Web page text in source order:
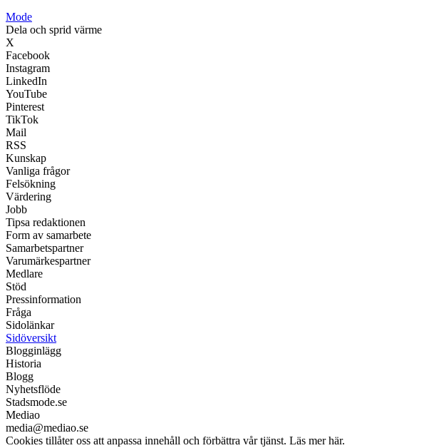
Mode
Dela och sprid värme
X
Facebook
Instagram
LinkedIn
YouTube
Pinterest
TikTok
Mail
RSS
Kunskap
Vanliga frågor
Felsökning
Värdering
Jobb
Tipsa redaktionen
Form av samarbete
Samarbetspartner
Varumärkespartner
Medlare
Stöd
Pressinformation
Fråga
Sidolänkar
Sidöversikt
Blogginlägg
Historia
Blogg
Nyhetsflöde
Stadsmode.se
Mediao
media@mediao.se
Cookies tillåter oss att anpassa innehåll och förbättra vår tjänst. Läs mer här.